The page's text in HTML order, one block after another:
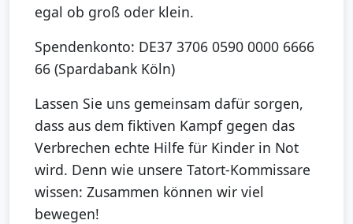
egal ob groß oder klein.
Spendenkonto: DE37 3706 0590 0000 6666
66 (Spardabank Köln)
Lassen Sie uns gemeinsam dafür sorgen,
dass aus dem fiktiven Kampf gegen das
Verbrechen echte Hilfe für Kinder in Not
wird. Denn wie unsere Tatort-Kommissare
wissen: Zusammen können wir viel
bewegen!